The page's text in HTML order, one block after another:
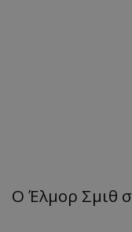
Ο Έλμορ Σμιθ